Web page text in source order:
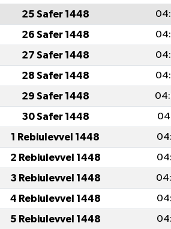
25 Safer 1448
26 Safer 1448
27 Safer 1448
28 Safer 1448
29 Safer 1448
30 Safer 1448
1 Rebiulevvel 1448
2 Rebiulevvel 1448
3 Rebiulevvel 1448
4 Rebiulevvel 1448
5 Rebiulevvel 1448